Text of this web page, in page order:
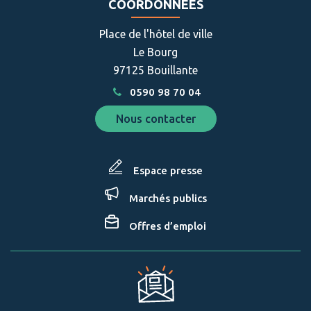
FacebookInstagram
COORDONNÉES
Place de l'hôtel de ville
Le Bourg
97125 Bouillante
0590 98 70 04
Nous contacter
Espace presse
Marchés publics
Offres d’emploi